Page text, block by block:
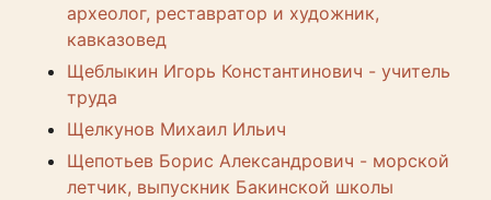
археолог, реставратор и художник,
кавказовед
Щеблыкин Игорь Константинович - учитель
труда
Щелкунов Михаил Ильич
Щепотьев Борис Александрович - морской
летчик, выпускник Бакинской школы